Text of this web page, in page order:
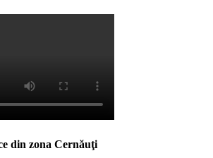
din zona Cernăuţi